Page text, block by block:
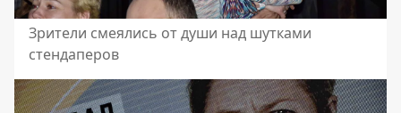
Зрители смеялись от души над шутками
стендаперов